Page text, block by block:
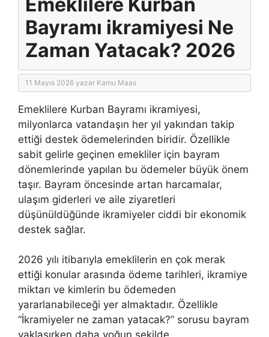
Bayramı ikramiyesi Ne
Zaman Yatacak? 2026
11 Mayıs 2026 yazar Kamu Maas
Emeklilere Kurban Bayramı ikramiyesi,
milyonlarca vatandaşın her yıl yakından takip
ettiği destek ödemelerinden biridir. Özellikle
sabit gelirle geçinen emekliler için bayram
dönemlerinde yapılan bu ödemeler büyük önem
taşır. Bayram öncesinde artan harcamalar,
ulaşım giderleri ve aile ziyaretleri
düşünüldüğünde ikramiyeler ciddi bir ekonomik
destek sağlar.
2026 yılı itibarıyla emeklilerin en çok merak
ettiği konular arasında ödeme tarihleri, ikramiye
miktarı ve kimlerin bu ödemeden
yararlanabileceği yer almaktadır. Özellikle
“İkramiyeler ne zaman yatacak?” sorusu bayram